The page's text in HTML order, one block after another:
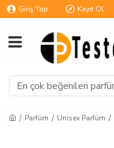
Giriş Yap Kayıt Ol
Parfüm Unisex Parfüm